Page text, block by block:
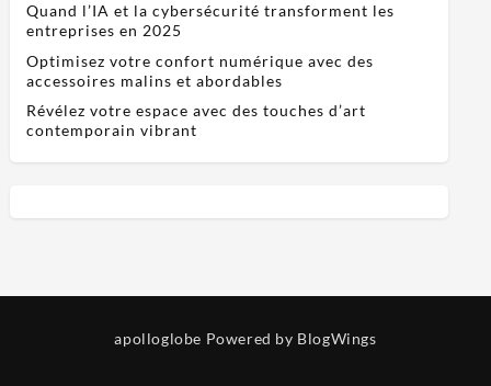
Quand l’IA et la cybersécurité transforment les
entreprises en 2025
Optimisez votre confort numérique avec des
accessoires malins et abordables
Révélez votre espace avec des touches d’art
contemporain vibrant
apolloglobe Powered by BlogWings